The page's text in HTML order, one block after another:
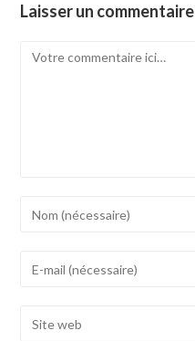
Laisser un commentaire
Comment
to
address